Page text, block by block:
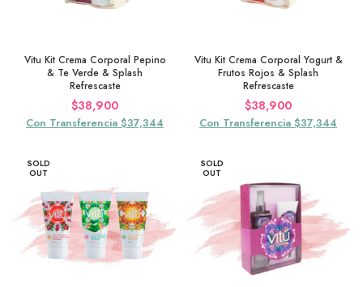
Vitu Kit Crema Corporal Pepino
& Te Verde & Splash
Refrescaste
$38,900
Con Transferencia $37,344
Vitu Kit Crema Corporal Yogurt &
Frutos Rojos & Splash
Refrescaste
$38,900
Con Transferencia $37,344
SOLD
OUT
SOLD
OUT